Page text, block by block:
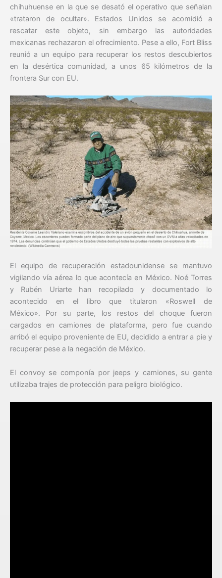
chihuhuense en la que se desató el operativo que señalan
«trataron de ocultar». Estados Unidos se acomidió a
rescatar este objeto, sin embargo las autoridades
mexicanas rechazaron el ofrecimiento. Pese a ello, Fort Bliss
reunió a un equipo para recuperar los restos descubiertos
en la desértica comunidad, a unos 65 kilómetros de la
frontera Sur con EU.
El equipo de recuperación estadounidense se mantuvo
vigilando vía aérea lo que acontecía en México. Noé Torres
y Rubén Uriarte han recopilado y documentado lo
acontecido en el libro que titularon «Roswell de
México». Por su parte, los restos del choque fueron
cargados en camiones de plataforma, pero fue cuando
arribó el equipo proveniente de EU, decidido a entrar a pie y
recuperar pese a la negación de México.
El convoy se componía por jeeps y camiones, su gente
utilizaba trajes de protección para peligro biológico.